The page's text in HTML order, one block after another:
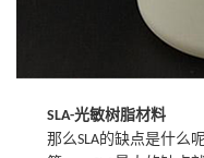
SLA-光敏树脂材料
那么SLA的缺点是什么呢